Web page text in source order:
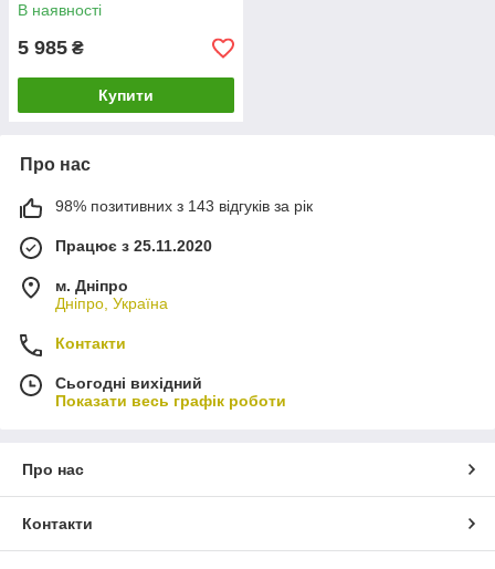
В наявності
5 985 ₴
Купити
Про нас
98% позитивних з 143 відгуків за рік
Працює з 25.11.2020
м. Дніпро
Дніпро, Україна
Контакти
Сьогодні вихідний
Показати весь графік роботи
Про нас
Контакти